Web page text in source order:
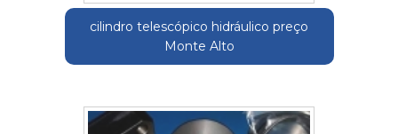
cilindro telescópico hidráulico preço
Monte Alto